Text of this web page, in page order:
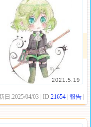
2021.5.19
日:2025/04/03 | ID:21654 |報告